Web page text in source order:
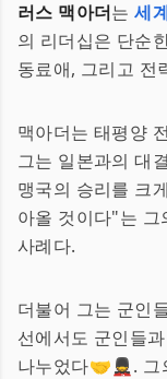
러스 맥아더는세
의 리더십은 단순
동료애, 그리고 전
맥아더는 태평양
그는 일본과의 대
맹국의 승리를
아올 것이다"는 그
사례다.
더불어 그는 군인
선에서도 군인들
나누었다🤝💂. 그